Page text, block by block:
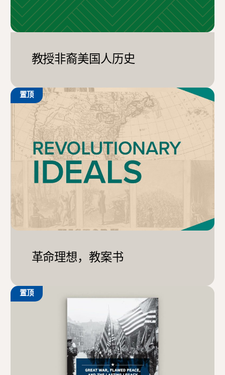
教授非裔美国人历史
置顶
革命理想，教案书
置顶